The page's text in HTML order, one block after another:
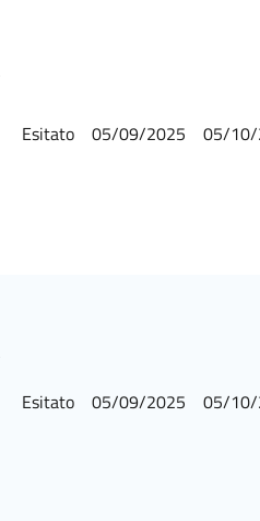
Esitato 05/09/2025 05/
Esitato 05/09/2025 05/